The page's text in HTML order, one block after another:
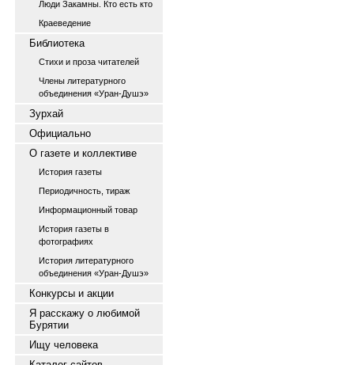
Люди Закамны. Кто есть кто
Краеведение
Библиотека
Стихи и проза читателей
Члены литературного
объединения «Уран-Душэ»
Зурхай
Официально
О газете и коллективе
История газеты
Периодичность, тираж
Информационный товар
История газеты в
фотографиях
История литературного
объединения «Уран-Душэ»
Конкурсы и акции
Я расскажу о любимой
Бурятии
Ищу человека